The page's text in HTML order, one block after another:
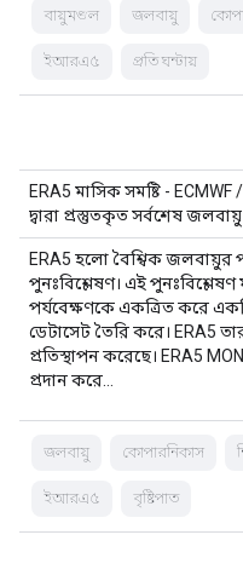
বায়ুমণ্ডল জলবায়ু
ইআরএ৫ প্রতি ঘন্টায়
ERA5 মাসিক সমষ্টি - ECMWF
দ্বারা প্রস্তুতকৃত সর্বশেষ
ERA5 হলো বৈশ্বিক জলবায়ুর
পুনঃবিশ্লেষণ। এই পুনঃবিশ্লেষণ
পর্যবেক্ষণকে একত্রিত করে
ডেটাসেট তৈরি করে। ERA5
প্রতিস্থাপন করেছে। ERA5
প্রদান করে…
জলবায়ু কোপারনিকাস
ইআরএ৫ বৃষ্টিপাত